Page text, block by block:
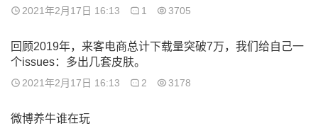
2021年2月17日 16:13 1 3705
回顾2019年，来客电商总计下载量突破7万，我们给自己一
个issues：多出几套皮肤。
2021年2月17日 16:13 2 3178
微博养牛谁在玩